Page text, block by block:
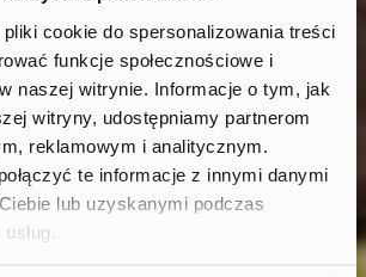
cookie do spersonalizowania treści
funkcje społecznościowe i
naszej witrynie. Informacje o tym, jak
witryny, udostępniamy partnerom
reklamowym i analitycznym.
te informacje z innymi danymi
lub uzyskanymi podczas
Aktualności.
2024